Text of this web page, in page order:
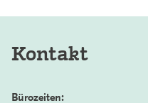
Kontakt
Bürozeiten: